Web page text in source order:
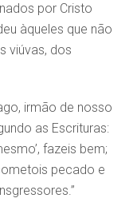
por Cristo
àqueles que não
viúvas, dos
irmão de nosso
as Escrituras:
fazeis bem;
pecado e